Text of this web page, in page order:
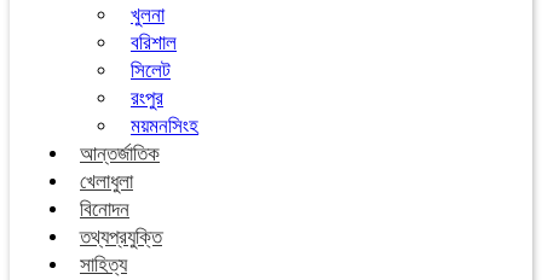
খুলনা
বরিশাল
সিলেট
রংপুর
ময়মনসিংহ
আন্তর্জাতিক
খেলাধুলা
বিনোদন
তথ্যপ্রযুক্তি
সাহিত্য